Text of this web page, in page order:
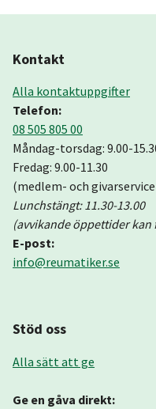
Kontakt
Alla kontaktuppgifter
Telefon:
08 505 805 00
Måndag-torsdag: 9.00-
Fredag: 9.00-11.30
(medlem- och
Lunchstängt: 11.30-13.00
(avvikande öppettider
E-post:
info@reumatiker.se
Stöd oss
Alla sätt att ge
Ge en gåva direkt: